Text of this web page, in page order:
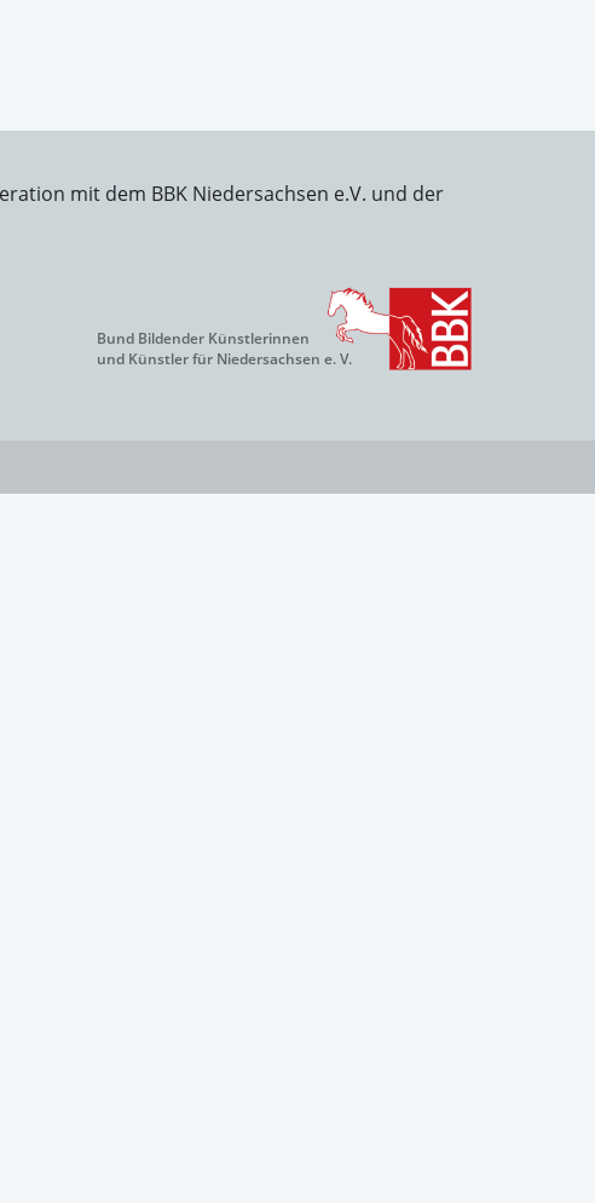
mit dem BBK Niedersachsen e.V. und der
Bund Bildender Künstlerinnen
und Künstler für Niedersachsen e. V.